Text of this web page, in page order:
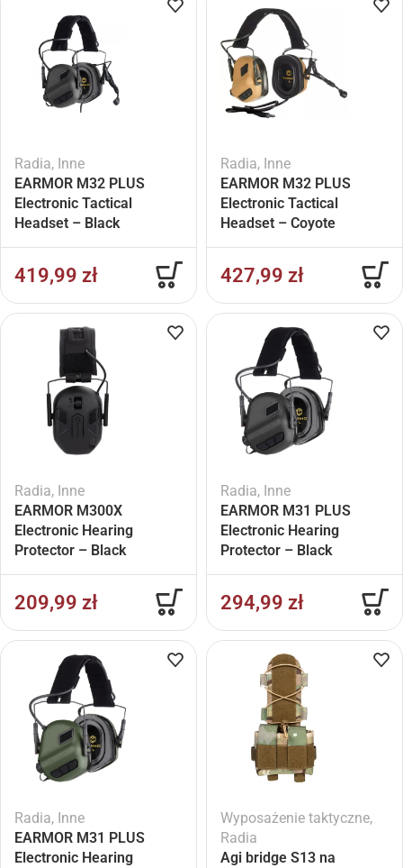
Radia, Inne
EARMOR M32 PLUS
Electronic Tactical
Headset – Black
419,99 zł
Radia, Inne
EARMOR M32 PLUS
Electronic Tactical
Headset – Coyote
427,99 zł
Radia, Inne
EARMOR M300X
Electronic Hearing
Protector – Black
209,99 zł
Radia, Inne
EARMOR M31 PLUS
Electronic Hearing
Protector – Black
294,99 zł
Radia, Inne
EARMOR M31 PLUS
Electronic Hearing
Wyposażenie taktyczne,
Radia
Agi bridge S13 na